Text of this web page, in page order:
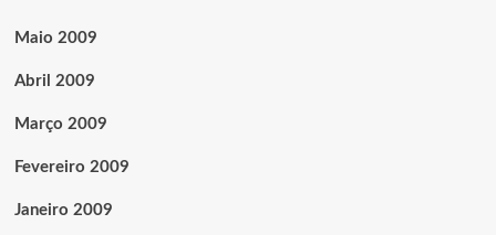
Maio 2009
Abril 2009
Março 2009
Fevereiro 2009
Janeiro 2009